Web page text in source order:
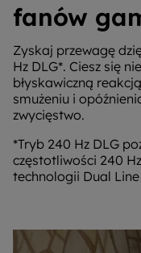
fanów
Zyskaj przewagę
Hz DLG*. Ciesz się
błyskawiczną
smużeniu i
zwycięstwo.
*Tryb 240 Hz DLG
częstotliwości 240
technologii Dual